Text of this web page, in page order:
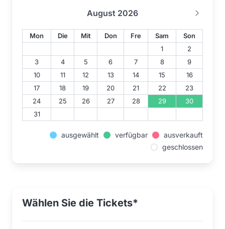
August 2026
Mon Die Mit Don Fre Sam
Son
1
2
3
4 5 6 7 8
9
10
11 12 13 14 15
16
17
18 19 20 21 22
23
24
25 26 27 28 29
30
31
ausgewählt verfügbar
ausverkauft
geschlossen
Wählen Sie die Tickets*